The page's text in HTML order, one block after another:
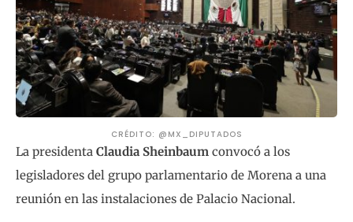
CRÉDITO: @MX_DIPUTADOS
La presidenta Claudia Sheinbaum convocó a los
legisladores del grupo parlamentario de Morena a una
reunión en las instalaciones de Palacio Nacional.